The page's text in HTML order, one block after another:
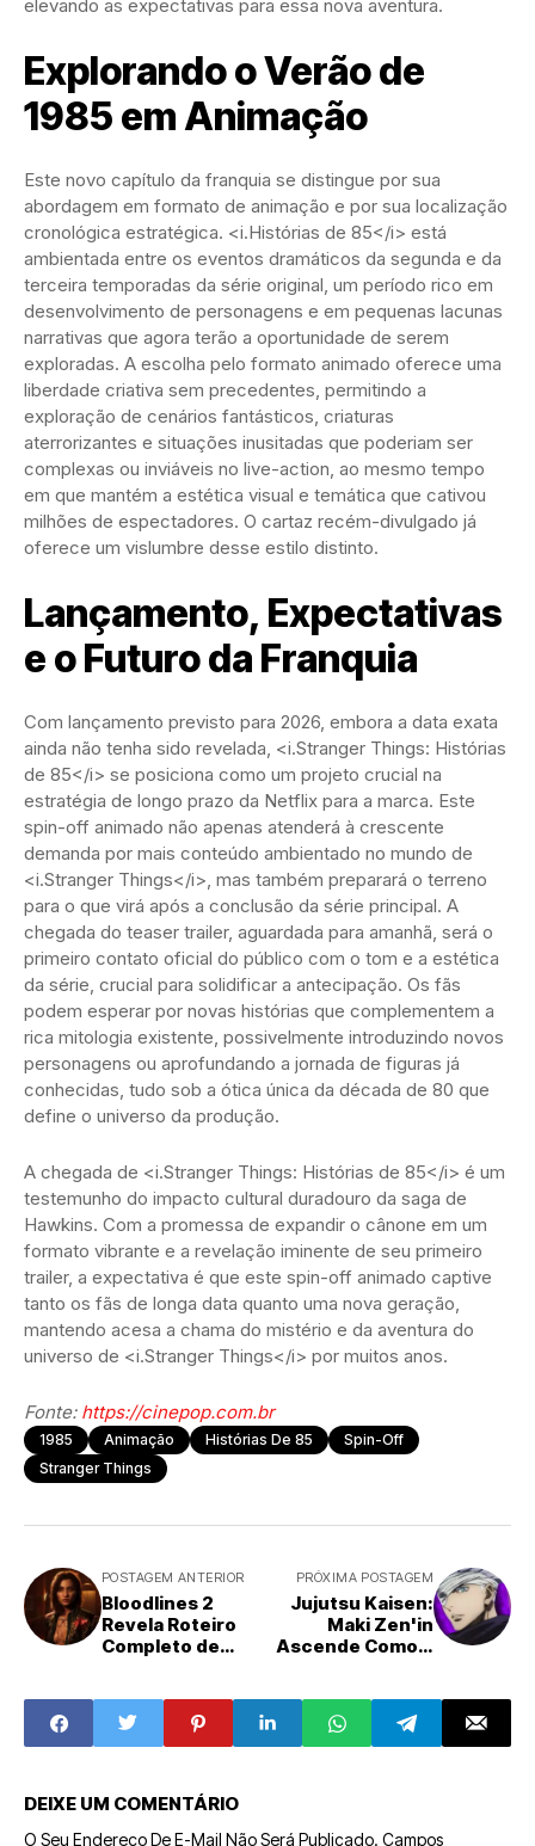
elevando as expectativas para essa nova aventura.
Explorando o Verão de
1985 em Animação
Este novo capítulo da franquia se distingue por sua
abordagem em formato de animação e por sua localização
cronológica estratégica. <i.Histórias de 85</i> está
ambientada entre os eventos dramáticos da segunda e da
terceira temporadas da série original, um período rico em
desenvolvimento de personagens e em pequenas lacunas
narrativas que agora terão a oportunidade de serem
exploradas. A escolha pelo formato animado oferece uma
liberdade criativa sem precedentes, permitindo a
exploração de cenários fantásticos, criaturas
aterrorizantes e situações inusitadas que poderiam ser
complexas ou inviáveis no live-action, ao mesmo tempo
em que mantém a estética visual e temática que cativou
milhões de espectadores. O cartaz recém-divulgado já
oferece um vislumbre desse estilo distinto.
Lançamento, Expectativas
e o Futuro da Franquia
Com lançamento previsto para 2026, embora a data exata
ainda não tenha sido revelada, <i.Stranger Things: Histórias
de 85</i> se posiciona como um projeto crucial na
estratégia de longo prazo da Netflix para a marca. Este
spin-off animado não apenas atenderá à crescente
demanda por mais conteúdo ambientado no mundo de
<i.Stranger Things</i>, mas também preparará o terreno
para o que virá após a conclusão da série principal. A
chegada do teaser trailer, aguardada para amanhã, será o
primeiro contato oficial do público com o tom e a estética
da série, crucial para solidificar a antecipação. Os fãs
podem esperar por novas histórias que complementem a
rica mitologia existente, possivelmente introduzindo novos
personagens ou aprofundando a jornada de figuras já
conhecidas, tudo sob a ótica única da década de 80 que
define o universo da produção.
A chegada de <i.Stranger Things: Histórias de 85</i> é um
testemunho do impacto cultural duradouro da saga de
Hawkins. Com a promessa de expandir o cânone em um
formato vibrante e a revelação iminente de seu primeiro
trailer, a expectativa é que este spin-off animado captive
tanto os fãs de longa data quanto uma nova geração,
mantendo acesa a chama do mistério e da aventura do
universo de <i.Stranger Things</i> por muitos anos.
Fonte: https://cinepop.com.br
1985 Animação Histórias De 85
Spin-Off
Stranger Things
POSTAGEM ANTERIOR
Bloodlines 2
Revela Roteiro
Completo de
Desafios para o
Mundo dos
Vampiros
PRÓXIMA POSTAGEM
Jujutsu Kaisen:
Maki Zen'in
Ascende Como o
DEIXE UM COMENTÁRIO
O Seu Endereço De E-Mail Não Será Publicado. Campos